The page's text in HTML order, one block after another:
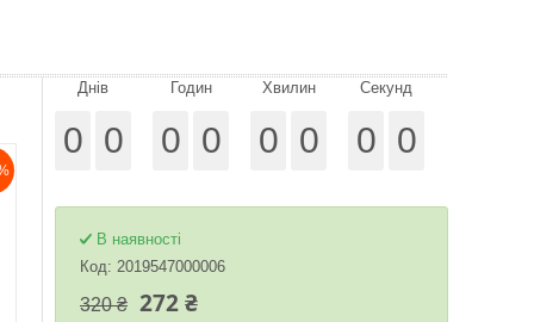
Днів
0 0
Годин
0 0
Хвилин
0 0
Секунд
0 0
В наявності
Код: 2019547000006
320 ₴ 272 ₴